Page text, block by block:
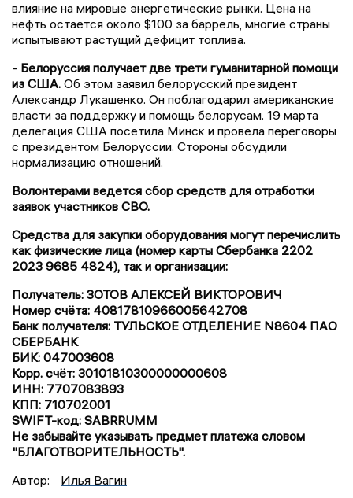
влияние на мировые энергетические рынки. Цена на
нефть остается около $100 за баррель, многие страны
испытывают растущий дефицит топлива.
- Белоруссия получает две трети гуманитарной помощи
из США. Об этом заявил белорусский президент
Александр Лукашенко. Он поблагодарил американские
власти за поддержку и помощь белорусам. 19 марта
делегация США посетила Минск и провела переговоры
с президентом Белоруссии. Стороны обсудили
нормализацию отношений.
Волонтерами ведется сбор средств для отработки
заявок участников СВО.
Средства для закупки оборудования могут перечислить
как физические лица (номер карты Сбербанка 2202
2023 9685 4824), так и организации:
Получатель: ЗОТОВ АЛЕКСЕЙ ВИКТОРОВИЧ
Номер счёта: 40817810966005642708
Банк получателя: ТУЛЬСКОЕ ОТДЕЛЕНИЕ N8604 ПАО
СБЕРБАНК
БИК: 047003608
Корр. счёт: 30101810300000000608
ИНН: 7707083893
КПП: 710702001
SWIFT-код: SABRRUMM
Не забывайте указывать предмет платежа словом
"БЛАГОТВОРИТЕЛЬНОСТЬ".
Автор:
Илья Вагин